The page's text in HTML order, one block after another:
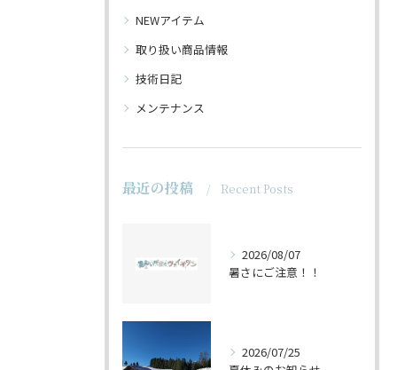
NEWアイテム
取り扱い商品情報
技術日記
メンテナンス
最近の投稿 Recent Posts
2026/08/07
暑さにご注意！！
2026/07/25